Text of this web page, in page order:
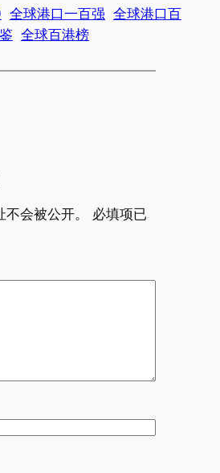
全球港口一百强 全球港口百
全球百港榜
会被公开。
必填项已